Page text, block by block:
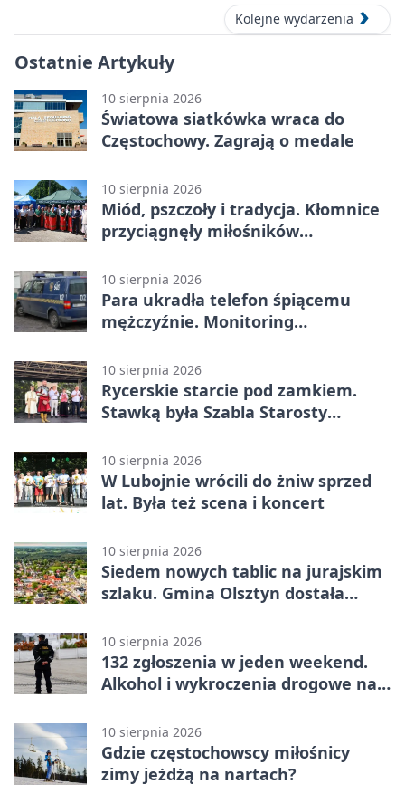
Kolejne wydarzenia
Ostatnie Artykuły
10 sierpnia 2026
Światowa siatkówka wraca do
Częstochowy. Zagrają o medale
10 sierpnia 2026
Miód, pszczoły i tradycja. Kłomnice
przyciągnęły miłośników
10 sierpnia 2026
Para ukradła telefon śpiącemu
mężczyźnie. Monitoring
10 sierpnia 2026
Rycerskie starcie pod zamkiem.
Stawką była Szabla Starosty
10 sierpnia 2026
W Lubojnie wrócili do żniw sprzed
lat. Była też scena i koncert
10 sierpnia 2026
Siedem nowych tablic na jurajskim
szlaku. Gmina Olsztyn dostała
10 sierpnia 2026
132 zgłoszenia w jeden weekend.
Alkohol i wykroczenia drogowe na
10 sierpnia 2026
Gdzie częstochowscy miłośnicy
zimy jeżdżą na nartach?